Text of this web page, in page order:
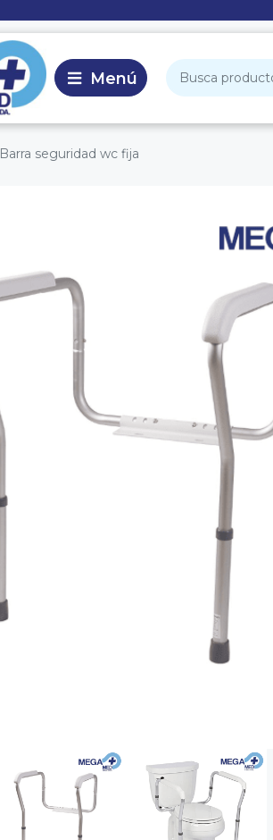
Barra seguridad wc fija